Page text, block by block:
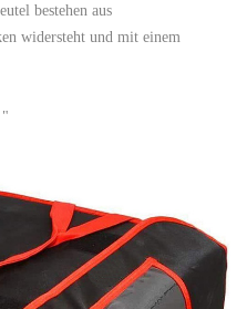
bestehen aus
widersteht und mit einem
"